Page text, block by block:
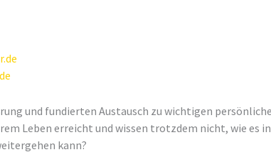
und fundierten Austausch zu wichtigen
Leben erreicht und wissen trotzdem nicht, wie es
kann?